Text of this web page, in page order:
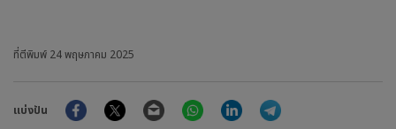
ที่ตีพิมพ์ 24 พฤษภาคม 2025
แบ่งปัน
FacebookTwitter Email WhatsAppLinkedIn